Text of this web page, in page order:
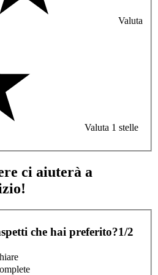
Valuta
Valuta 1 stelle
ci aiuterà a
che hai preferito?1/2